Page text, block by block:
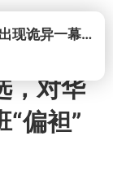
打开
，对华
偏袒”